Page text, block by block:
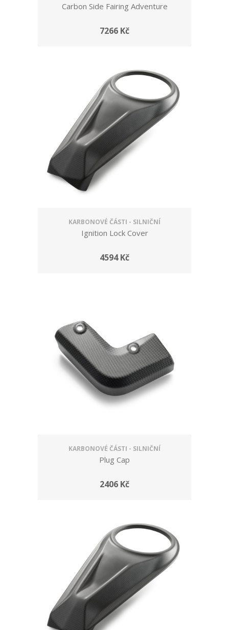
Carbon Side Fairing Adventure
7266 Kč
KARBONOVÉ ČÁSTI - SILNIČNÍ
Ignition Lock Cover
4594 Kč
KARBONOVÉ ČÁSTI - SILNIČNÍ
Plug Cap
2406 Kč